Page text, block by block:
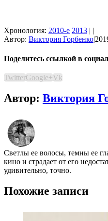
Хронология: 2010-е 2013 | |
Автор: Виктория Горбенко|
Поделитесь ссылкой в
TwitterGoogle+Vk
Автор: Виктория
Светлы ее волосы, темны ее
кино и страдает от его
удивительно, точно.
Похожие записи